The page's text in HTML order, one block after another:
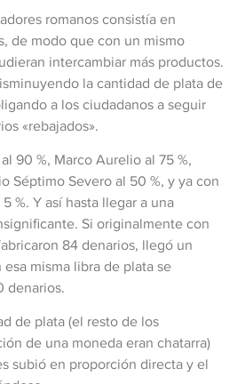
romanos consistía en
de modo que con un mismo
intercambiar más productos.
la cantidad de plata de
a los ciudadanos a seguir
«rebajados».
90 %, Marco Aurelio al 75 %,
Séptimo Severo al 50 %, y ya con
%. Y así hasta llegar a una
Si originalmente con
84 denarios, llegó un
misma libra de plata se
denarios.
de plata (el resto de los
de una moneda eran chatarra)
subió en proporción directa y el